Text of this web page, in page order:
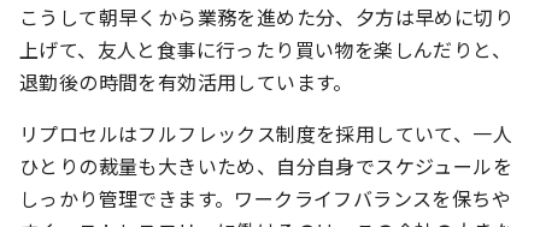
こうして朝早くから業務を進めた分、夕方は早めに切り
上げて、友人と食事に行ったり買い物を楽しんだりと、
退勤後の時間を有効活用しています。
リプロセルはフルフレックス制度を採用していて、一人
ひとりの裁量も大きいため、自分自身でスケジュールを
しっかり管理できます。ワークライフバランスを保ちや